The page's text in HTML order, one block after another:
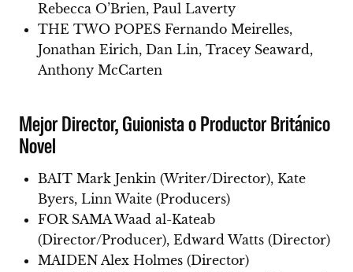
Rebecca O’Brien, Paul Laverty
THE TWO POPES Fernando Meirelles,
Jonathan Eirich, Dan Lin, Tracey Seaward,
Anthony McCarten
Mejor Director, Guionista o Productor Británico
Novel
BAIT Mark Jenkin (Writer/Director), Kate
Byers, Linn Waite (Producers)
FOR SAMA Waad al-Kateab
(Director/Producer), Edward Watts (Director)
MAIDEN Alex Holmes (Director)